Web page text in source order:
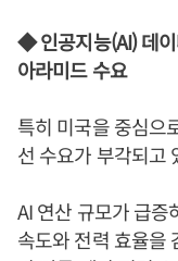
◆ 인공지능(AI) 데
아라미드 수요
특히 미국을 중심으
선 수요가 부각되고
AI 연산 규모가 급증
속도와 전력 효율을